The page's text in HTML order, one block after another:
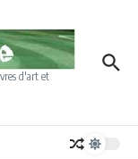
d'art et